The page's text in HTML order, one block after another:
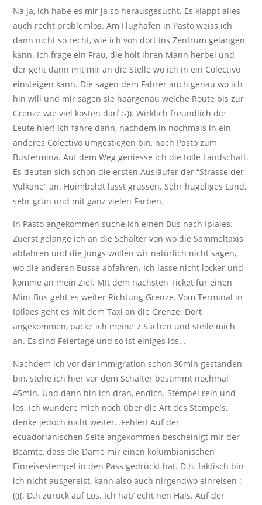
Na ja, ich habe es mir ja so herausgesucht. Es klappt alles
auch recht problemlos. Am Flughafen in Pasto weiss ich
dann nicht so recht, wie ich von dort ins Zentrum gelangen
kann. Ich frage ein Frau, die holt ihren Mann herbei und
der geht dann mit mir an die Stelle wo ich in ein Colectivo
einsteigen kann. Die sagen dem Fahrer auch genau wo ich
hin will und mir sagen sie haargenau welche Route bis zur
Grenze wie viel kosten darf :-)). Wirklich freundlich die
Leute hier! Ich fahre dann, nachdem in nochmals in ein
anderes Colectivo umgestiegen bin, nach Pasto zum
Bustermina. Auf dem Weg geniesse ich die tolle Landschaft.
Es deuten sich schon die ersten Ausläufer der “Strasse der
Vulkane” an. Huimboldt lässt grüssen. Sehr hügeliges Land,
sehr grün und mit ganz vielen Farben.
In Pasto angekommen suche ich einen Bus nach Ipiales.
Zuerst gelange ich an die Schalter von wo die Sammeltaxis
abfahren und die Jungs wollen wir natürlich nicht sagen,
wo die anderen Busse abfahren. Ich lasse nicht locker und
komme an mein Ziel. MIt dem nächsten Ticket für einen
Mini-Bus geht es weiter Richtung Grenze. Vom Terminal in
Ipilaes geht es mit dem Taxi an die Grenze. Dort
angekommen, packe ich meine 7 Sachen und stelle mich
an. Es sind Feiertage und so ist einiges los…
Nachdem ich vor der Immigration schon 30min gestanden
bin, stehe ich hier vor dem Schalter bestimmt nochmal
45min. Und dann bin ich dran, endlch. Stempel rein und
los. Ich wundere mich noch über die Art des Stempels,
denke jedoch nicht weiter…Fehler! Auf der
ecuadorianischen Seite angekommen bescheinigt mir der
Beamte, dass die Dame mir einen kolumbianischen
Einreisestempel in den Pass gedrückt hat. D.h. faktisch bin
ich nicht ausgereist, kann also auch nirgendwo einreisen :-
((((. D.h zurück auf Los. Ich hab’ echt nen Hals. Auf der